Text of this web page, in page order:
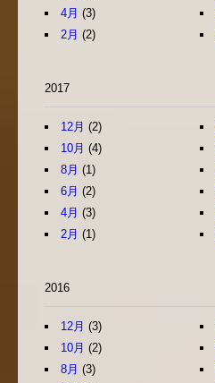
4月 (3)
2月 (2)
2017
12月 (2)
10月 (4)
8月 (1)
6月 (2)
4月 (3)
2月 (1)
2016
12月 (3)
10月 (2)
8月 (3)